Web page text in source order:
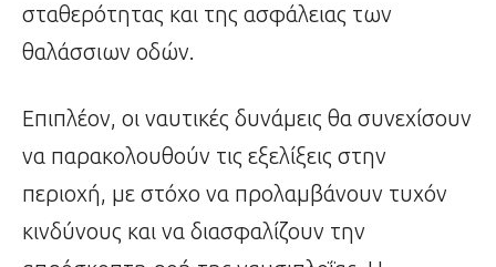
σταθερότητας και της ασφάλειας των
θαλάσσιων οδών.
Επιπλέον, οι ναυτικές δυνάμεις θα συνεχίσουν
να παρακολουθούν τις εξελίξεις στην
περιοχή, με στόχο να προλαμβάνουν τυχόν
κινδύνους και να διασφαλίζουν την